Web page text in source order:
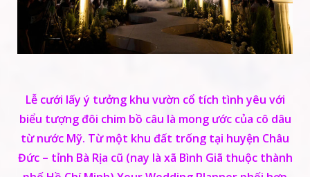
Lễ cưới lấy ý tưởng khu vườn cổ tích tình yêu với
biểu tượng đôi chim bồ câu là mong ước của cô dâu
từ nước Mỹ. Từ một khu đất trống tại huyện Châu
Đức – tỉnh Bà Rịa cũ (nay là xã Bình Giã thuộc thành